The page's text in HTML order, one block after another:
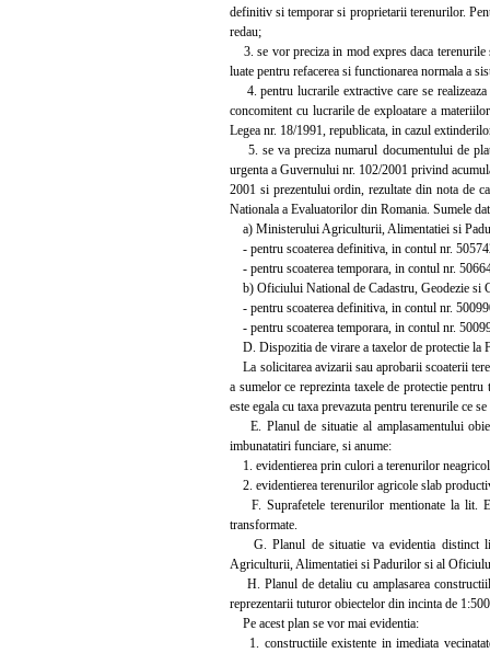
definitiv si temporar si proprietarii terenurilor.
redau;
3. se vor preciza in mod expres daca terenurile
luate pentru refacerea si functionarea normala a
4. pentru lucrarile extractive care se
concomitent cu lucrarile de exploatare a
Legea nr. 18/1991, republicata, in cazul
5. se va preciza numarul documentului de
urgenta a Guvernului nr. 102/2001 privind
2001 si prezentului ordin, rezultate din nota de
Nationala a Evaluatorilor din Romania. Sumele
a) Ministerului Agriculturii, Alimentatiei si
- pentru scoaterea definitiva, in contul nr.
- pentru scoaterea temporara, in contul nr.
b) Oficiului National de Cadastru, Geodezie si
- pentru scoaterea definitiva, in contul nr.
- pentru scoaterea temporara, in contul nr.
D. Dispozitia de virare a taxelor de protectie la
La solicitarea avizarii sau aprobarii scoaterii
a sumelor ce reprezinta taxele de protectie
este egala cu taxa prevazuta pentru terenurile ce
E. Planul de situatie al amplasamentului
imbunatatiri funciare, si anume:
1. evidentierea prin culori a terenurilor
2. evidentierea terenurilor agricole slab
F. Suprafetele terenurilor mentionate la lit.
transformate.
G. Planul de situatie va evidentia distinct
Agriculturii, Alimentatiei si Padurilor si al
H. Planul de detaliu cu amplasarea
reprezentarii tuturor obiectelor din incinta de
Pe acest plan se vor mai evidentia:
1. constructiile existente in imediata